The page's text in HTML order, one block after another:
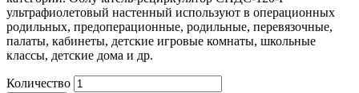
ультрафиолетовый настенный используют в операционных
родильных, предоперационные, родильные, перевязочные,
палаты, кабинеты, детские игровые комнаты, школьные
классы, детские дома и др.
Количество